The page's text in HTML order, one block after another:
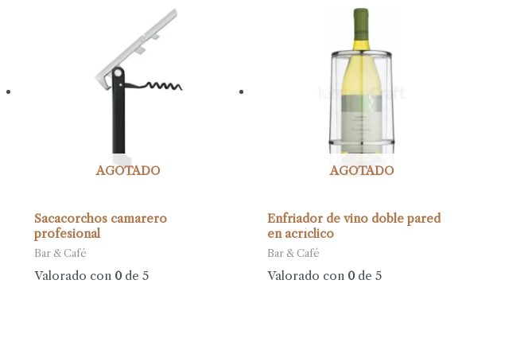
AGOTADO
Sacacorchos camarero
profesional
Bar & Café
Valorado con 0de 5
AGOTADO
Enfriador de vino doble pared
en acríclico
Bar & Café
Valorado con 0de 5